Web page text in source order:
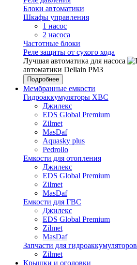
Блоки автоматики
Шкафы управления
1 насос
2 насоса
Частотные блоки
Реле защиты от сухого хода
Лучшая автоматика для насоса
автоматики Dellain PM3
Подробнее
Мембранные емкости
Гидроаккумуляторы ХВС
Джилекс
EDS Global Premium
Zilmet
MasDaf
Aquasky plus
Pedrollo
Емкости для отопления
Джилекс
EDS Global Premium
Zilmet
MasDaf
Емкости для ГВС
Джилекс
EDS Global Premium
Zilmet
MasDaf
Запчасти для гидроаккумуляторов
Zilmet
Крышки и оголовки